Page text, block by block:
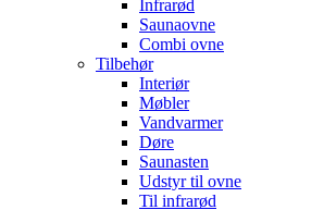
Infrarød
Saunaovne
Combi ovne
Tilbehør
Interiør
Møbler
Vandvarmer
Døre
Saunasten
Udstyr til ovne
Til infrarød